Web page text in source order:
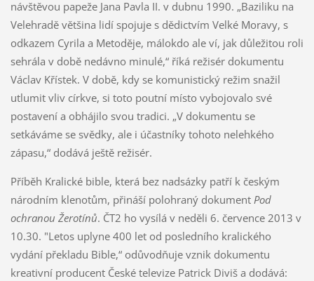
návštěvou papeže Jana Pavla II. v dubnu 1990. „Baziliku na
Velehradě většina lidí spojuje s dědictvím Velké Moravy, s
odkazem Cyrila a Metoděje, málokdo ale ví, jak důležitou roli
sehrála v době nedávno minulé,“ říká režisér dokumentu
Václav Křístek. V době, kdy se komunistický režim snažil
utlumit vliv církve, si toto poutní místo vybojovalo své
postavení a obhájilo svou tradici. „V dokumentu se
setkáváme se svědky, ale i účastníky tohoto nelehkého
zápasu,“ dodává ještě režisér.
Příběh Kralické bible, která bez nadsázky patří k českým
národním klenotům, přináší polohraný dokument Pod
ochranou Žerotínů. ČT2 ho vysílá v neděli 6. července 2013 v
10.30. "Letos uplyne 400 let od posledního kralického
vydání překladu Bible,“ odůvodňuje vznik dokumentu
kreativní producent České televize Patrick Diviš a dodává: